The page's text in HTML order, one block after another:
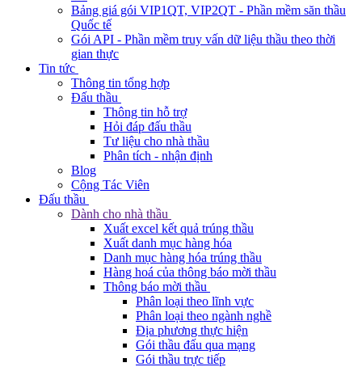
Bảng giá gói VIP1QT, VIP2QT - Phần mềm săn thầu
Quốc tế
Gói API - Phần mềm truy vấn dữ liệu thầu theo thời
gian thực
Tin tức
Thông tin tổng hợp
Đấu thầu
Thông tin hỗ trợ
Hỏi đáp đấu thầu
Tư liệu cho nhà thầu
Phân tích - nhận định
Blog
Cộng Tác Viên
Đấu thầu
Dành cho nhà thầu
Xuất excel kết quả trúng thầu
Xuất danh mục hàng hóa
Danh mục hàng hóa trúng thầu
Hàng hoá của thông báo mời thầu
Thông báo mời thầu
Phân loại theo lĩnh vực
Phân loại theo ngành nghề
Địa phương thực hiện
Gói thầu đấu qua mạng
Gói thầu trực tiếp